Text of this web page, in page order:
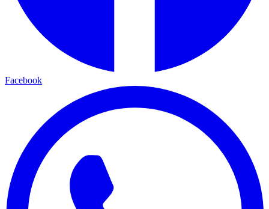
Facebook